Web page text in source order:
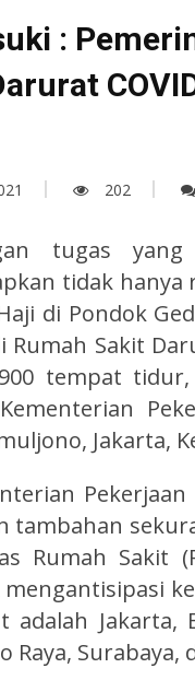
:
202
tugas
tidak
di Pondok
Sakit
tempat
Jakarta,
tambahan
Rumah Sakit
adalah Jakarta,
Raya, Surabaya,